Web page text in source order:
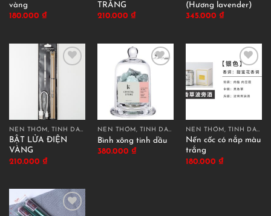
vàng
180.000 ₫
TRẮNG
210.000 ₫
(Hương lavender)
345.000 ₫
NẾN THƠM, TINH DẦU THƠM
BẬT LỬA ĐIỆN
VÀNG
210.000 ₫
NẾN THƠM, TINH DẦU THƠM
Bình xông tinh dầu
380.000 ₫
NẾN THƠM, TINH DẦU THƠM
Nến cốc có nắp màu
trắng
180.000 ₫